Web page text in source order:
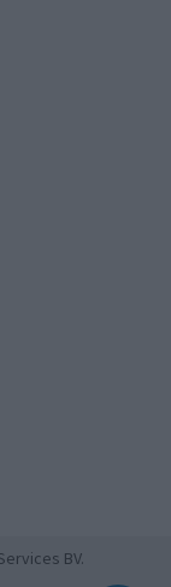
BV.